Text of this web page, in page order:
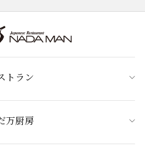
トラン
万厨房